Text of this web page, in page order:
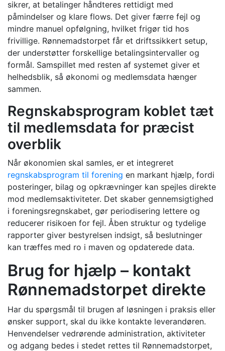
sikrer, at betalinger håndteres rettidigt med
påmindelser og klare flows. Det giver færre fejl og
mindre manuel opfølgning, hvilket frigør tid hos
frivillige. Rønnemadstorpet får et driftssikkert setup,
der understøtter forskellige betalingsintervaller og
formål. Samspillet med resten af systemet giver et
helhedsblik, så økonomi og medlemsdata hænger
sammen.
Regnskabsprogram koblet tæt
til medlemsdata for præcist
overblik
Når økonomien skal samles, er et integreret
regnskabsprogram til forening en markant hjælp, fordi
posteringer, bilag og opkrævninger kan spejles direkte
mod medlemsaktiviteter. Det skaber gennemsigtighed
i foreningsregnskabet, gør periodisering lettere og
reducerer risikoen for fejl. Åben struktur og tydelige
rapporter giver bestyrelsen indsigt, så beslutninger
kan træffes med ro i maven og opdaterede data.
Brug for hjælp – kontakt
Rønnemadstorpet direkte
Har du spørgsmål til brugen af løsningen i praksis eller
ønsker support, skal du ikke kontakte leverandøren.
Henvendelser vedrørende administration, aktiviteter
og adgang bedes i stedet rettes til Rønnemadstorpet,